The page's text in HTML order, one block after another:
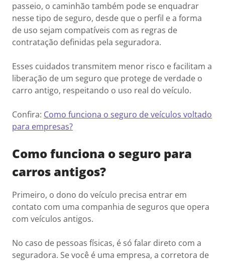
passeio, o caminhão também pode se enquadrar
nesse tipo de seguro, desde que o perfil e a forma
de uso sejam compatíveis com as regras de
contratação definidas pela seguradora.
Esses cuidados transmitem menor risco e facilitam a
liberação de um seguro que protege de verdade o
carro antigo, respeitando o uso real do veículo.
Confira: Como funciona o seguro de veículos voltado
para empresas?
Como funciona o seguro para
carros antigos?
Primeiro, o dono do veículo precisa entrar em
contato com uma companhia de seguros que opera
com veículos antigos.
No caso de pessoas físicas, é só falar direto com a
seguradora. Se você é uma empresa, a corretora de